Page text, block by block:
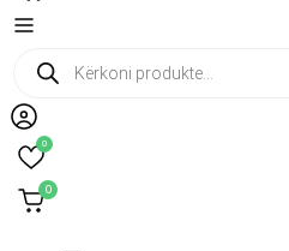
Products
search
0
0